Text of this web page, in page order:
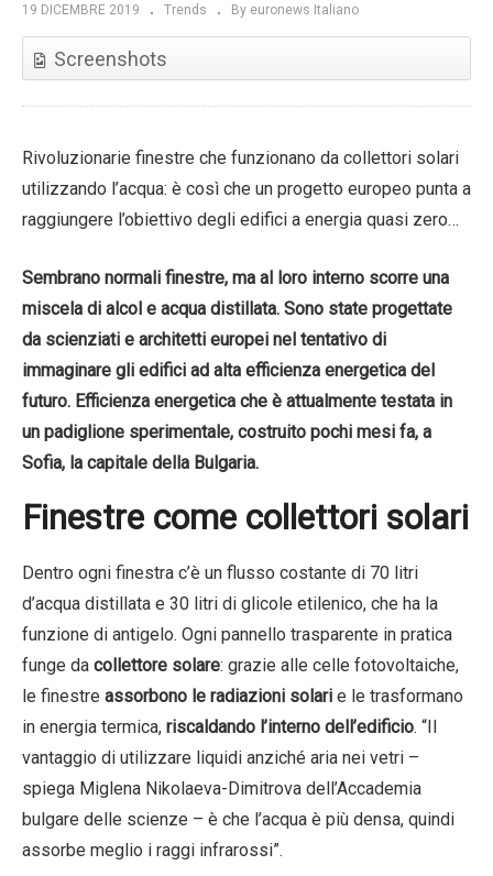
19 DICEMBRE 2019 Trends By euronews Italiano
Screenshots
Rivoluzionarie finestre che funzionano da collettori solari
utilizzando l’acqua: è così che un progetto europeo punta a
raggiungere l’obiettivo degli edifici a energia quasi zero…
Sembrano normali finestre, ma al loro interno scorre una
miscela di alcol e acqua distillata. Sono state progettate
da scienziati e architetti europei nel tentativo di
immaginare gli edifici ad alta efficienza energetica del
futuro. Efficienza energetica che è attualmente testata in
un padiglione sperimentale, costruito pochi mesi fa, a
Sofia, la capitale della Bulgaria.
Finestre come collettori solari
Dentro ogni finestra c’è un flusso costante di 70 litri
d’acqua distillata e 30 litri di glicole etilenico, che ha la
funzione di antigelo. Ogni pannello trasparente in pratica
funge da collettore solare: grazie alle celle fotovoltaiche,
le finestre assorbono le radiazioni solari e le trasformano
in energia termica, riscaldando l’interno dell’edificio. “Il
vantaggio di utilizzare liquidi anziché aria nei vetri –
spiega Miglena Nikolaeva-Dimitrova dell’Accademia
bulgare delle scienze – è che l’acqua è più densa, quindi
assorbe meglio i raggi infrarossi”.